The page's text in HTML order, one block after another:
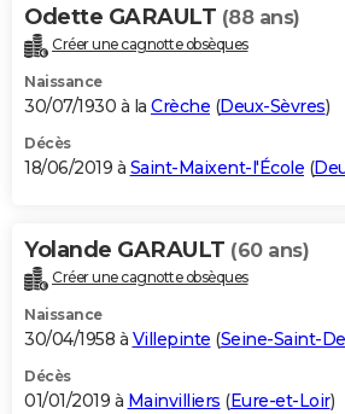
Odette GARAULT (88 ans)
Créer une cagnotte obsèques
Naissance
30/07/1930 à la Crèche (Deux-Sèvres)
Décès
18/06/2019 à Saint-Maixent-l'École (
Yolande GARAULT (60 ans)
Créer une cagnotte obsèques
Naissance
30/04/1958 à Villepinte (Seine-Saint-
Décès
01/01/2019 à Mainvilliers (Eure-et-Loir)